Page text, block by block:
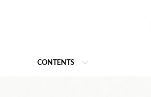
CONTENTS